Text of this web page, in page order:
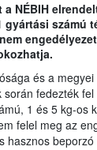
NÉBIH
gyártási számú
és a
fedezték
1 és 5 kg-os
felel meg az
hasznos